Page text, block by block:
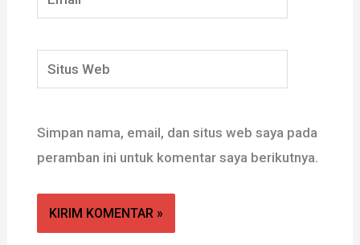
Situs
Web
Simpan nama, email, dan situs web saya pada
peramban ini untuk komentar saya berikutnya.